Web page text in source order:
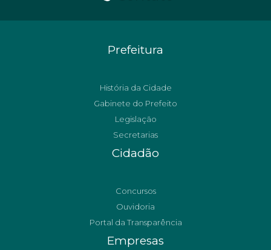
Prefeitura
História da Cidade
Gabinete do Prefeito
Legislação
Secretarias
Cidadão
Concursos
Ouvidoria
Portal da Transparência
Empresas